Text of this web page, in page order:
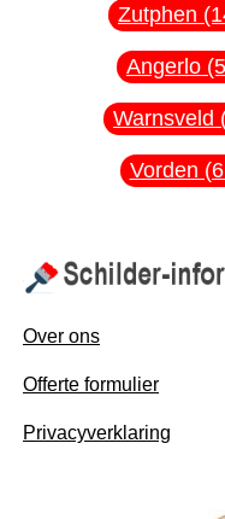
Zutphen
Angerlo
Warnsveld
Vorden
Over ons
Offerte formulier
Privacyverklaring